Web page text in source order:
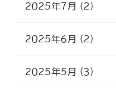
2025年7月 (2)
2025年6月 (2)
2025年5月 (3)